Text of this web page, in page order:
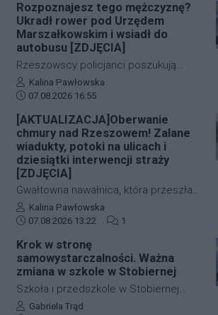
nowoczesnej technologii, obie historie
zakończyły się szczęśliwie.
sądowych. Z przeprowadzonej sekcji
zwłok 37-letniego mężczyzny wynika,
że na tym etapie postępowania nic nie
wskazuje na udział osób trzecich.
Rozpoznajesz tego mężczyznę?
Ukradł rower pod Urzędem
Marszałkowskim i wsiadł do
autobusu [ZDJĘCIA]
Rzeszowscy policjanci poszukują
sprawcy kradzieży roweru marki Kross
o wartości około 1500 złotych. Do
zdarzenia doszło w ścisłym centrum
miasta – pod Urzędem
Marszałkowskim przy al. Cieplińskiego.
Złodziej ze skradzionym jednośladem
wsiadł do autobusu MPK linii 28. Jego
wizerunek zarejestrowały kamery
monitoringu, a policja apeluje o pomoc
w identyfikacji mężczyzny.
Autor artykułu:
Kalina Pawłowska
Data dodania artykułu:
07.08.2026 16:55
[AKTUALIZACJA]Oberwanie
chmury nad Rzeszowem! Zalane
wiadukty, potoki na ulicach i
dziesiątki interwencji straży
[ZDJĘCIA]
Gwałtowna nawałnica, która przeszła
nad Rzeszowem tuż po godzinie 12:00,
w kilka minut sparaliżowała ruch w
rwące potoki ulice, zalane wiadukty i
wybijające studzienki kanalizacyjne
odcięły od świata kluczowe arterie.
Podkarpaccy strażacy wyjeżdżali do
Autor artykułu:
Kalina Pawłowska
Data dodania artykułu:
07.08.2026 13:22 Liczba komentarzy artykułu:
1
Krok w stronę
samowystarczalności. Ważna
zmiana w szkole w Stobiernej
Szkoła i przedszkole w Stobiernej
przejdą technologiczną transformację,
Autor artykułu:
Gabriela Trąd